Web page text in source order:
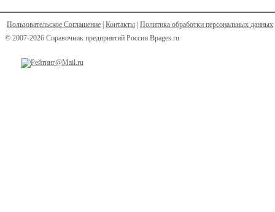
Пользовательское Соглашение Контакты Политика обработки персональных данных
© 2007-2026 Справочник предприятий России Bpages.ru